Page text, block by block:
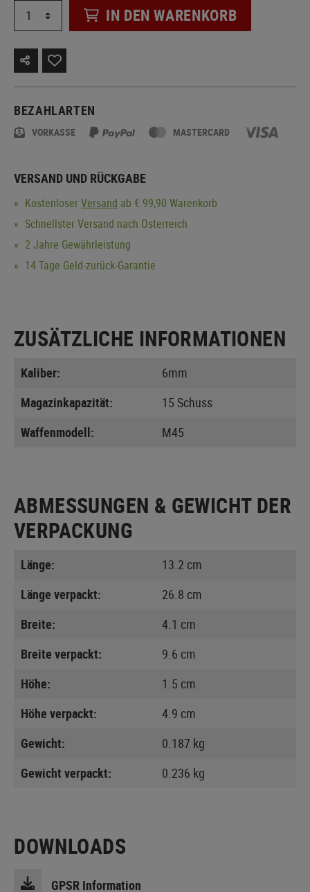
IN DEN WARENKORB
BEZAHLARTEN
VORKASSE MASTERCARD
VERSAND UND RÜCKGABE
KostenloserVersand ab € 99,90 Warenkorb
Schnellster Versand nach Österreich
2 Jahre Gewährleistung
14 Tage Geld-zurück-Garantie
ZUSÄTZLICHE INFORMATIONEN
Kaliber:
6mm
Magazinkapazität:
15 Schuss
Waffenmodell:
M45
ABMESSUNGEN & GEWICHT DER
VERPACKUNG
Länge:
13.2 cm
Länge verpackt:
26.8 cm
Breite:
4.1 cm
Breite verpackt:
9.6 cm
Höhe:
1.5 cm
Höhe verpackt:
4.9 cm
Gewicht:
0.187 kg
Gewicht verpackt:
0.236 kg
DOWNLOADS
GPSR Information